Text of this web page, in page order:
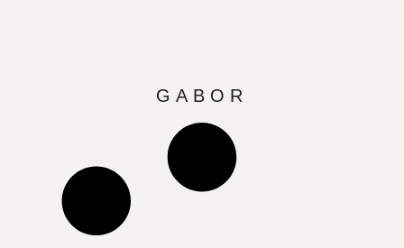
GABOR